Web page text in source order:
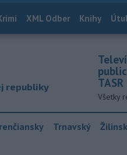
XML Odber Knihy
republiky
TASR
Všetky
Trnavský